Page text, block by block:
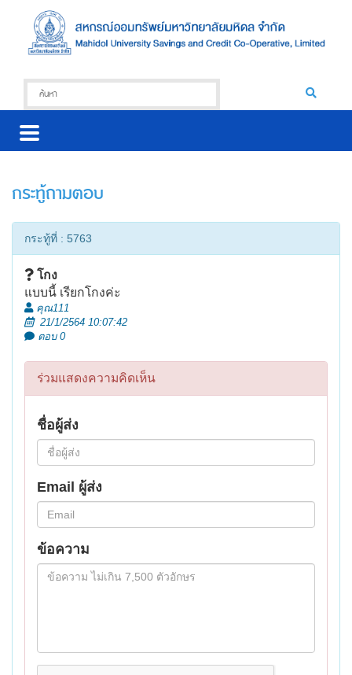
กระทู้ถามตอบ
กระทู้ที่ : 5763
โกง
แบบนี้ เรียกโกงค่ะ
คุณ111
21/1/2564 10:07:42
ตอบ 0
ร่วมแสดงความคิดเห็น
ชื่อผู้ส่ง
Email ผู้ส่ง
ข้อความ